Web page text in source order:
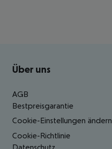
Footer navigation
Über uns
AGB
Bestpreisgarantie
Cookie-Einstellungen ändern
Cookie-Richtlinie
Datenschutz